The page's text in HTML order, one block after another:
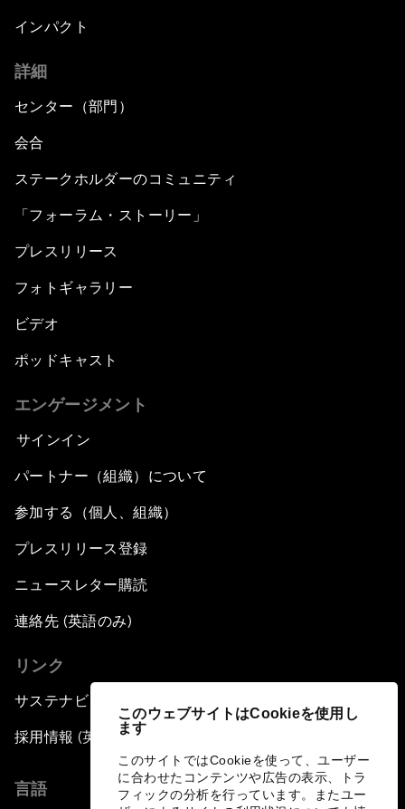
このウェブサイトはCookieを使用し
ます
このサイトではCookieを使って、ユーザー
に合わせたコンテンツや広告の表示、トラ
フィックの分析を行っています。またユー
インパクト
詳細
センター（部門）
会合
ステークホルダーのコミュニティ
「フォーラム・ストーリー」
プレスリリース
フォトギャラリー
ビデオ
ポッドキャスト
エンゲージメント
サインイン
パートナー（組織）について
参加する（個人、組織）
プレスリリース登録
ニュースレター購読
連絡先 (英語のみ)
リンク
サステナビリティへの取り組み
採用情報 (英語のみ)
言語